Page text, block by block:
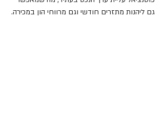
גם ליהנות מתזרים חודשי וגם מרווחי הון במכירה.